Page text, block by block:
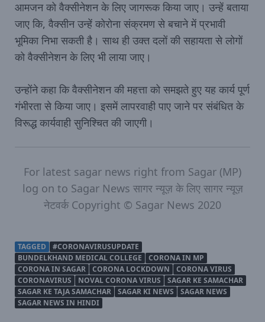
आमजन को वैक्सीनेशन के लिए जागरूक किया जाए। उन्हें बताया
जाए कि, वैक्सीन उन्हें कोरोना संक्रमण से बचाने में प्रभावी
भूमिका निभा सकती है। साथ ही उक्त दलों की सहायता से लोगों
को वैक्सीनेशन के लिए भी लाया जाए।
उन्होंने कहा कि वैक्सीनेशन की महत्ता को समझते हुए यह कार्य पूर्ण
गंभीरता से किया जाए। इसमें लापरवाही पाए जाने पर संबंधित के
विरूद्ध कार्यवाही सुनिश्चित की जाएगी।
For latest sagar news right from Sagar (MP)
log on to Sagar News सागर न्‍यूज़ के लिए सागर न्‍यूज़
नेटवर्क Copyright © Sagar News 2020
TAGGED
#CORONAVIRUSUPDATE
BUNDELKHAND MEDICAL COLLEGE
CORONA IN MP
CORONA IN SAGAR
CORONA LOCKDOWN
CORONA VIRUS
CORONAVIRUS
NOVAL CORONA VIRUS
SAGAR KE SAMACHAR
SAGAR KE TAJA SAMACHAR
SAGAR KI NEWS
SAGAR NEWS
SAGAR NEWS IN HINDI